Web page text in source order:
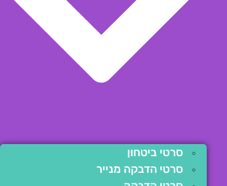
סרטי ביטחון
סרטי הדבקה מנייר